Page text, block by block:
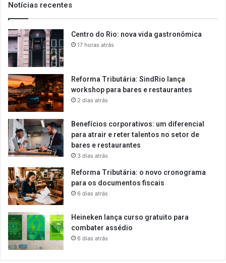
Notícias recentes
Centro do Rio: nova vida gastronômica
17 horas atrás
Reforma Tributária: SindRio lança
workshop para bares e restaurantes
2 dias atrás
Benefícios corporativos: um diferencial
para atrair e reter talentos no setor de
bares e restaurantes
3 dias atrás
Reforma Tributária: o novo cronograma
para os documentos fiscais
6 dias atrás
Heineken lança curso gratuito para
combater assédio
6 dias atrás